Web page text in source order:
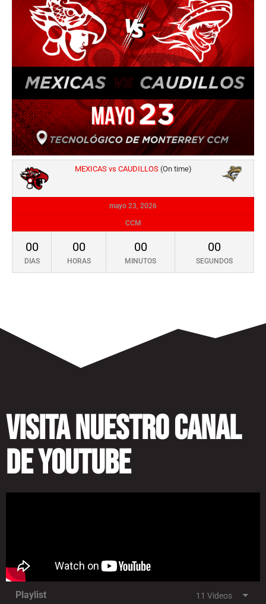
MEXICAS vs CAUDILLOS(On time)
mayo 23, 2026
CCM
00
DIAS
00
HORAS
00
MINUTOS
00
SEGUNDOS
visita nuestro canal
de youtube
Playlist 11 Videos